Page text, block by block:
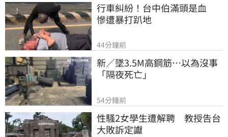
行車糾紛！台中伯滿頭是血
慘遭暴打趴地
44分鐘前
新／墜3.5M高鋼筋…以為沒事
「隔夜死亡」
54分鐘前
性騷2女學生遭解聘　教授告台
大敗訴定讞